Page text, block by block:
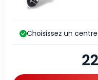
Choisissez un